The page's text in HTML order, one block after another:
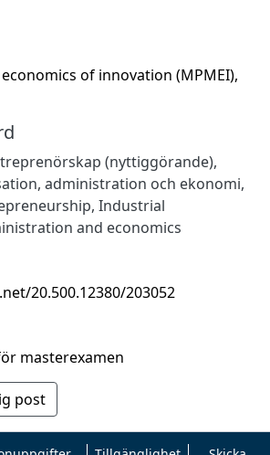
of innovation (MPMEI),
(nyttiggörande),
administration och ekonomi,
, Industrial
and economics
20.500.12380/203052
masterexamen
post